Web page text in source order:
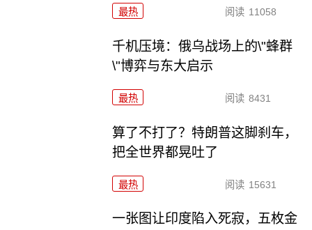
最热 阅读 11058
千机压境：俄乌战场上的\"蜂群
\"博弈与东大启示
最热 阅读 8431
算了不打了？特朗普这脚刹车，
把全世界都晃吐了
最热 阅读 15631
一张图让印度陷入死寂，五枚金